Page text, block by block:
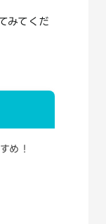
みてくだ
め！